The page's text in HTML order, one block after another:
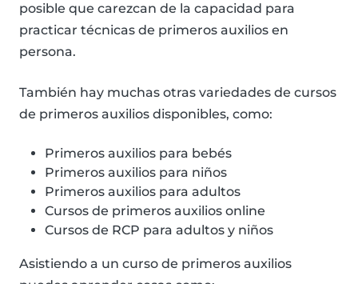
posible que carezcan de la capacidad para
practicar técnicas de primeros auxilios en
persona.
También hay muchas otras variedades de cursos
de primeros auxilios disponibles, como:
Primeros auxilios para bebés
Primeros auxilios para niños
Primeros auxilios para adultos
Cursos de primeros auxilios online
Cursos de RCP para adultos y niños
Asistiendo a un curso de primeros auxilios